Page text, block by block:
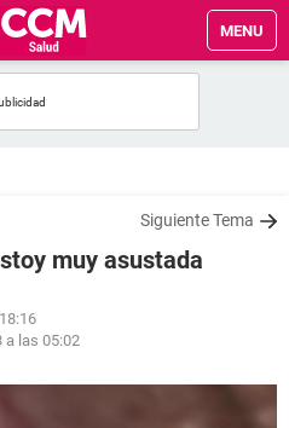
MENU
Siguiente Tema
muy asustada
a las 05:02